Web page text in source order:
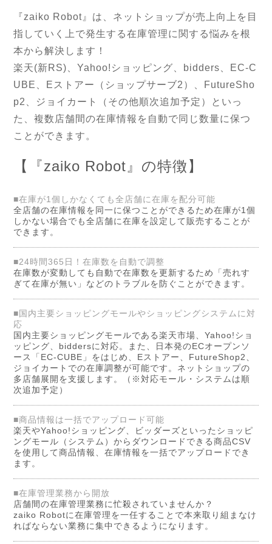
『zaiko Robot』は、ネットショップが売上向上を目
指していく上で発生する在庫管理に関する悩みを根
本から解決します！
楽天(新RS)、Yahoo!ショッピング、bidders、EC-C
UBE、Eストアー（ショップサーブ2）、FutureSho
p2、ジョイカート（その他順次追加予定）といっ
た、複数店舗間の在庫情報を自動で同じ数量に保つ
ことができます。
【『zaiko Robot』の特徴】
■在庫が1個しかなくても全店舗に在庫を配分可能
全店舗の在庫情報を同一に保つことができるため在庫が1個
しかない場合でも全店舗に在庫を設定して販売することが
できます。
■24時間365日！在庫数を自動で調整
在庫数が変動しても自動で在庫数を更新するため「売れす
ぎて在庫が無い」などのトラブルを防ぐことができます。
■国内主要ショッピングモールやショッピングシステムに対
応
国内主要ショッピングモールである楽天市場、Yahoo!ショ
ッピング、biddersに対応。また、日本発のECオープンソ
ース「EC-CUBE」をはじめ、Eストアー、FutureShop2、
ジョイカートでの在庫調整が可能です。ネットショップの
多店舗展開を支援します。（※対応モール・システムは順
次追加予定）
■商品情報は一括でアップロード可能
楽天やYahoo!ショッピング、ビッダーズといったショッピ
ングモール（システム）からダウンロードできる商品CSV
を使用して商品情報、在庫情報を一括でアップロードでき
ます。
■在庫管理業務から開放
店舗間の在庫管理業務に忙殺されていませんか？
zaiko Robotに在庫管理を一任することで本来取り組まなけ
ればならない業務に集中できるようになります。